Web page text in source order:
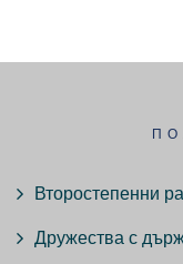
Второстепенни
Дружества с